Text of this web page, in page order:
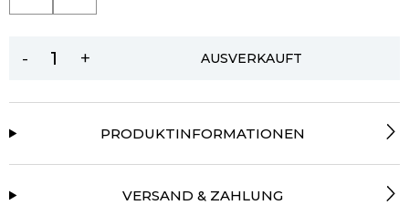
- + AUSVERKAUFT
PRODUKTINFORMATIONEN
VERSAND & ZAHLUNG